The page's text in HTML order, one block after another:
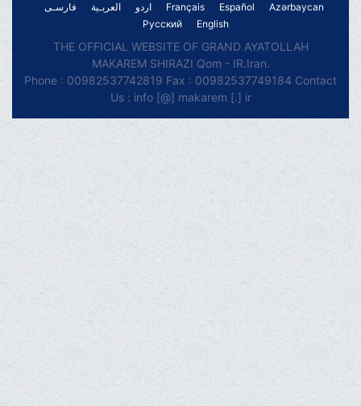
فارسـی العربـیة اردو Français Español
Azərbaycan
Русский
English
THE OFFICIAL WEBSITE OF GRAND AYATOLLAH
MAKAREM SHIRAZI Qom - IR.Iran.
Phone : 00982537742819 Fax : 00982537749184 Contact
Us : info [@] makarem [.] ir